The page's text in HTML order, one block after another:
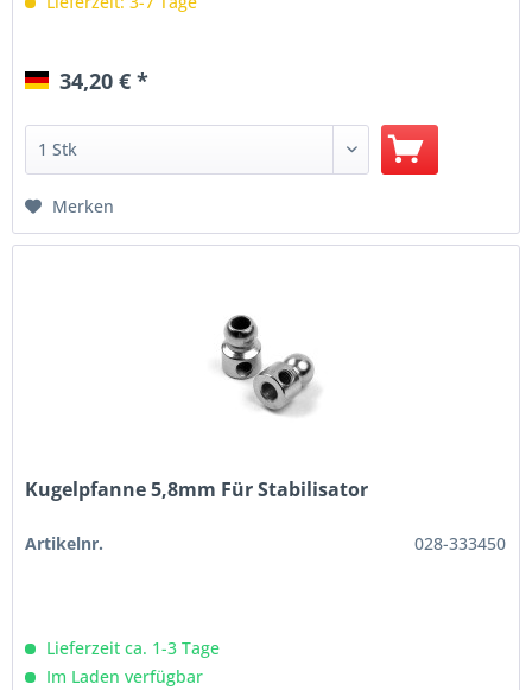
34,20 € *
Merken
Kugelpfanne 5,8mm Für Stabilisator
Artikelnr. 028-333450
Lieferzeit ca. 1-3 Tage
Im Laden verfügbar